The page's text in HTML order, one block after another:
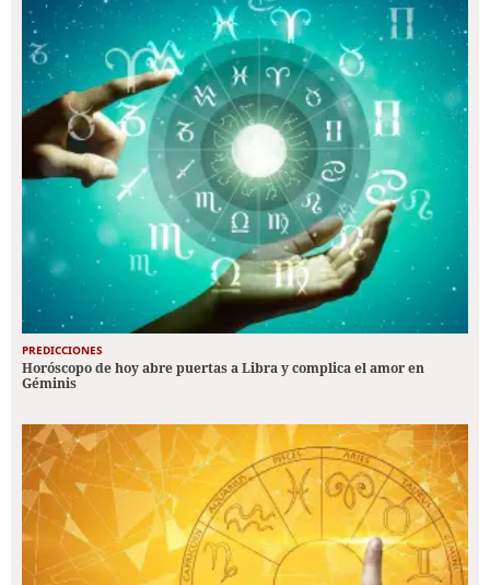
PREDICCIONES
Horóscopo de hoy abre puertas a Libra y complica el amor en
Géminis